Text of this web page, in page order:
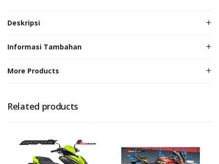
Deskripsi
Informasi Tambahan
More Products
Related products